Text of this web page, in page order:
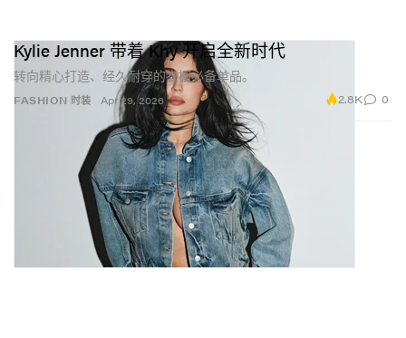
FASHION 时装
Kylie Jenner 带着 Khy 开启全新时代
转向精心打造、经久耐穿的衣橱必备单品。
Apr 29, 2026 2.8K 0